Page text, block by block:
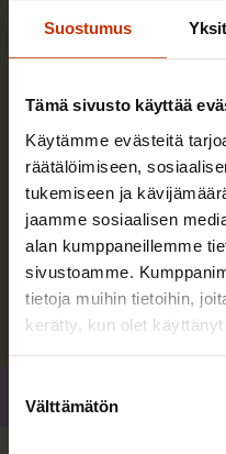
Suostumus
Tämä sivusto käyttää
Käytämme evästeitä
räätälöimiseen,
tukemiseen ja
jaamme sosiaalisen
alan kumppaneillemme
sivustoamme.
tietoja muihin tietoihin,
kerätty, kun olet
valinta
Välttämätön
Pekka Ristelä
Vastaan SAK:n
koordinoinnista ja
Lue lisää kirjoittajasta